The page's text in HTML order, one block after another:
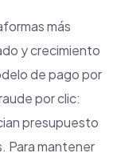
más
y crecimiento
de pago por
por clic:
presupuesto
Para mantener